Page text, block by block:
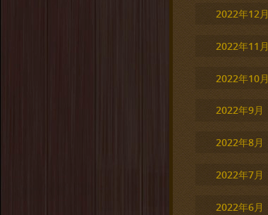
2022年12月
2022年11月
2022年10月
2022年9月
2022年8月
2022年7月
2022年6月